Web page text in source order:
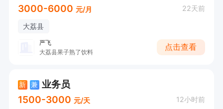
3000-6000 元/月 22天前
大荔县
严飞
大荔县果子熟了饮料
点击查看
新 兼 业务员
1500-3000 元/天 12小时前